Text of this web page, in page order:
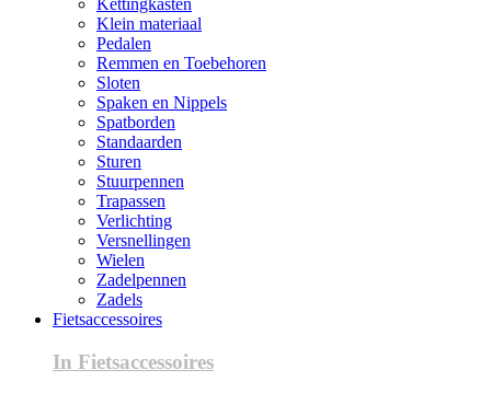
Kettingkasten
Klein materiaal
Pedalen
Remmen en Toebehoren
Sloten
Spaken en Nippels
Spatborden
Standaarden
Sturen
Stuurpennen
Trapassen
Verlichting
Versnellingen
Wielen
Zadelpennen
Zadels
Fietsaccessoires
In Fietsaccessoires